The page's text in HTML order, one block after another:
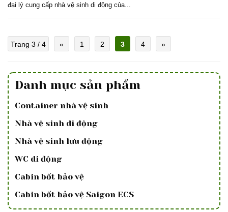
đại lý cung cấp nhà vệ sinh di động của...
Trang 3 / 4 « 1 2 3 4 »
Danh mục sản phẩm
Container nhà vệ sinh
Nhà vệ sinh di động
Nhà vệ sinh lưu động
WC di động
Cabin bốt bảo vệ
Cabin bốt bảo vệ Saigon ECS